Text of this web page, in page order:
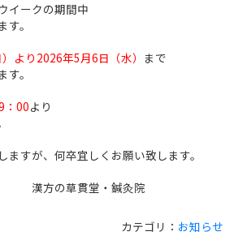
イークの期間中
。
より2026年5月6日（水） まで
。
：00より
ますが、何卒宜しくお願い致します。
貫堂・鍼灸院
カテゴリ： お知らせ